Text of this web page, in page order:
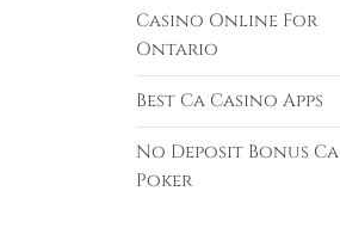
Casino Online For
Ontario
Best Ca Casino Apps
No Deposit Bonus Ca
Poker